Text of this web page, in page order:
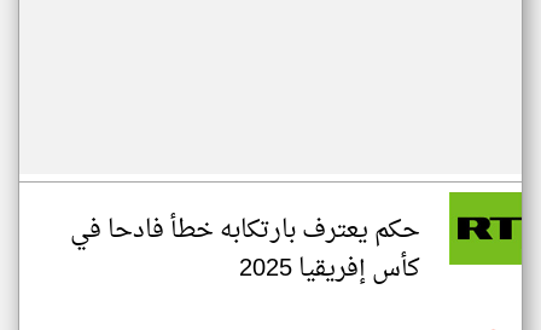
حكم يعترف بارتكابه خطأ فادحا في
كأس إفريقيا 2025